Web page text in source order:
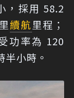
，採用 58.2
續航里程；
功率為 120
小時。